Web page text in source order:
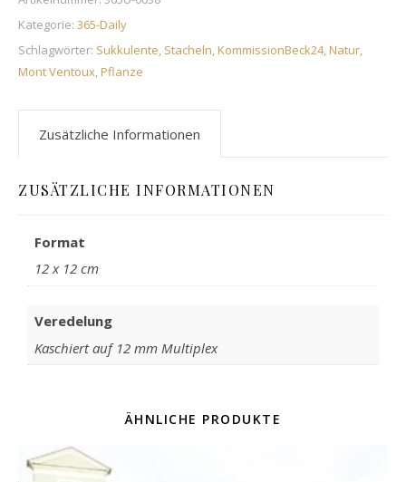
Kategorie: 365-Daily
Schlagwörter: Sukkulente, Stacheln,KommissionBeck24,Natur,
Mont Ventoux,Pflanze
Zusätzliche Informationen
ZUSÄTZLICHE INFORMATIONEN
Format
12 x 12 cm
Veredelung
Kaschiert auf 12 mm Multiplex
ÄHNLICHE PRODUKTE